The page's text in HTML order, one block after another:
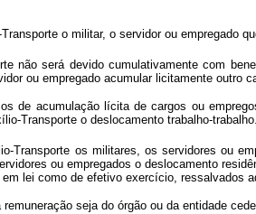
o militar, o servidor ou empregado
não será devido cumulativamente com
ou empregado acumular licitamente outro
lícita de cargos ou empregos
Transporte o deslocamento trabalho-trabalho.
Transporte os militares, os servidores ou
ou empregados o deslocamento
lei como de efetivo exercício, ressalvados
seja do órgão ou da entidade